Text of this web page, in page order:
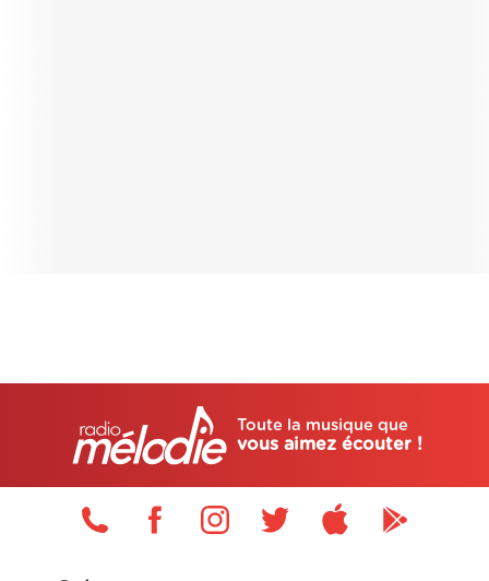
Toute la musique que
vous aimez écouter !